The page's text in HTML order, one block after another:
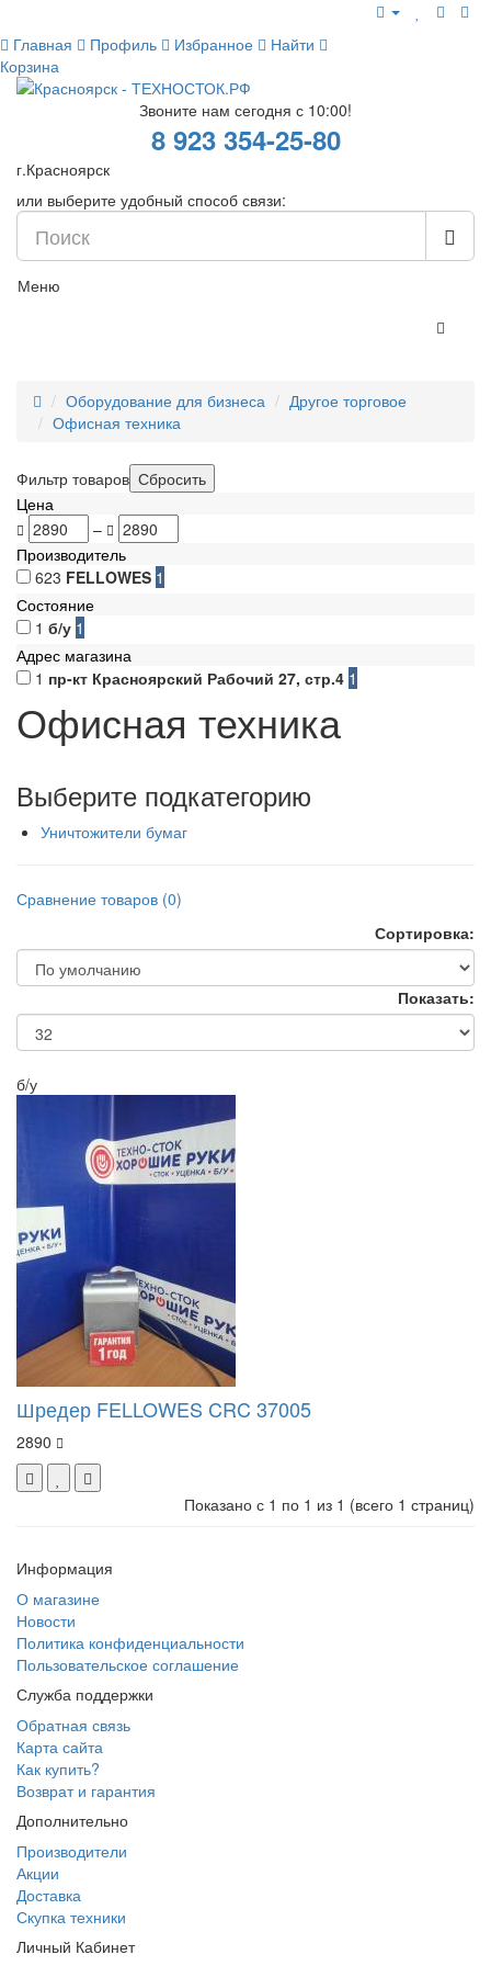
Главная Профиль Избранное
Найти
Корзина
Звоните нам сегодня с 10:00!
8 923 354-25-80
г.Красноярск
или выберите удобный способ связи:
Меню
Оборудование для бизнеса
Другое торговое
Офисная техника
Фильтр товаров
Цена
–
Производитель
623 FELLOWES 1
Состояние
1 б/у 1
Адрес магазина
1 пр-кт Красноярский Рабочий 27, стр.4 1
Офисная техника
Выберите подкатегорию
Уничтожители бумаг
Сравнение товаров (0)
Сортировка:
Показать:
б/у
Шредер FELLOWES CRC 37005
2890
Показано с 1 по 1 из 1 (всего 1 страниц)
Информация
О магазине
Новости
Политика конфиденциальности
Пользовательское соглашение
Служба поддержки
Обратная связь
Карта сайта
Как купить?
Возврат и гарантия
Дополнительно
Производители
Акции
Доставка
Скупка техники
Личный Кабинет